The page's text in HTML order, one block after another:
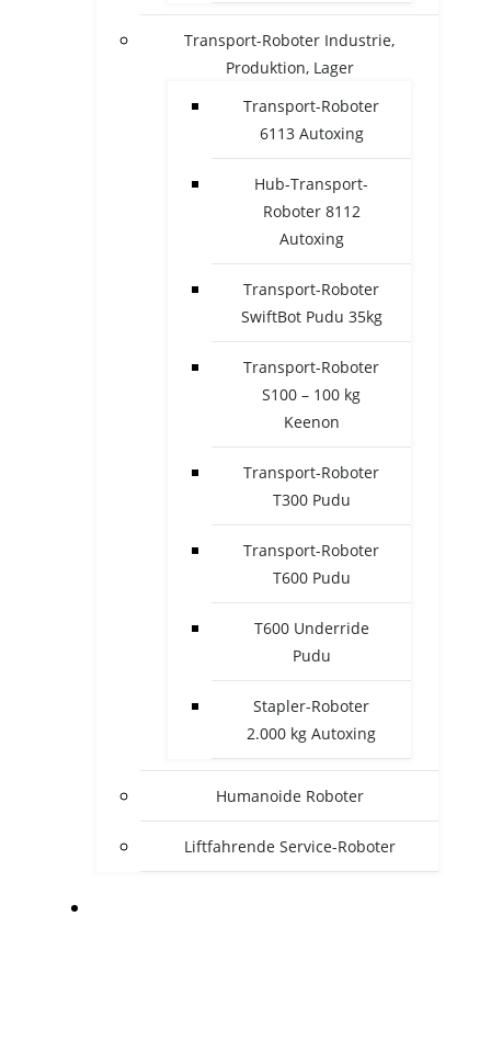
Transport-Roboter Industrie,
Produktion, Lager
Transport-Roboter
6113 Autoxing
Hub-Transport-
Roboter 8112
Autoxing
Transport-Roboter
SwiftBot Pudu 35kg
Transport-Roboter
S100 – 100 kg
Keenon
Transport-Roboter
T300 Pudu
Transport-Roboter
T600 Pudu
T600 Underride
Pudu
Stapler-Roboter
2.000 kg Autoxing
Humanoide Roboter
Liftfahrende Service-Roboter